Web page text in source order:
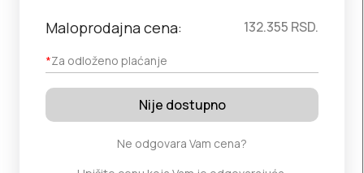
Maloprodajna cena:
*Za odloženo plaćanje
132.355 RSD.
Nije dostupno
Ne odgovara Vam cena?